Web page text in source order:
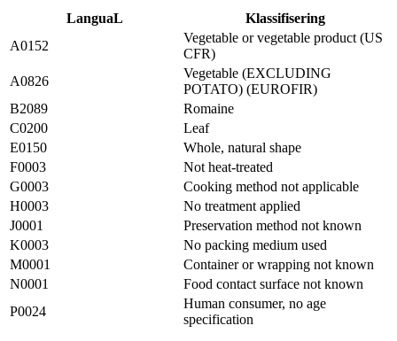
LanguaL
Klassifisering
A0152
Vegetable or vegetable product (US
CFR)
A0826
Vegetable (EXCLUDING
POTATO) (EUROFIR)
B2089
Romaine
C0200
Leaf
E0150
Whole, natural shape
F0003
Not heat-treated
G0003
Cooking method not applicable
H0003
No treatment applied
J0001
Preservation method not known
K0003
No packing medium used
M0001
Container or wrapping not known
N0001
Food contact surface not known
P0024
Human consumer, no age
specification